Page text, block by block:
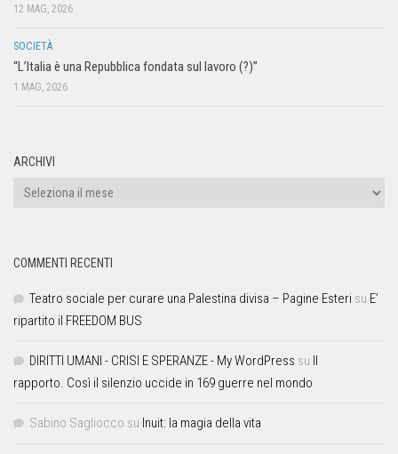
12 MAG, 2026
SOCIETÀ
“L’Italia è una Repubblica fondata sul lavoro (?)”
1 MAG, 2026
ARCHIVI
COMMENTI RECENTI
Teatro sociale per curare una Palestina divisa – Pagine Esteri su E’
ripartito il FREEDOM BUS
DIRITTI UMANI - CRISI E SPERANZE - My WordPress su Il
rapporto. Così il silenzio uccide in 169 guerre nel mondo
Sabino Sagliocco su Inuit: la magia della vita